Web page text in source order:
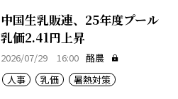
中国生乳販連、25年度プール
乳価2.41円上昇
2026/07/29 16:00 酪農
人事
乳価 暑熱対策